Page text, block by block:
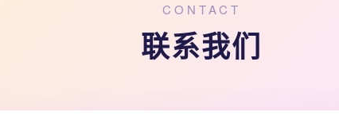
CONTACT
联系我们